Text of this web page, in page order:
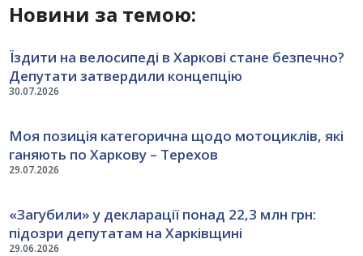
Новини за темою:
30.07.2026
Їздити на велосипеді в Харкові стане безпечно?
Депутати затвердили концепцію
29.07.2026
Моя позиція категорична щодо мотоциклів, які
ганяють по Харкову – Терехов
29.06.2026
«Загубили» у декларації понад 22,3 млн грн:
підозри депутатам на Харківщині